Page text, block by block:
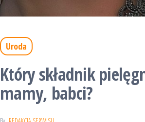
Uroda
Który składnik
mamy, babci?